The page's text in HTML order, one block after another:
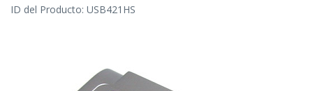
ID del Producto: USB421HS